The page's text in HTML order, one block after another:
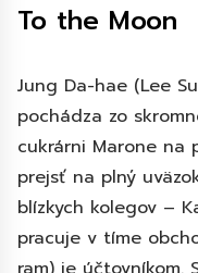
To the Moon
Jung Da-hae (Lee
pochádza zo
cukrárni Marone na
prejsť na plný
blízkych kolegov –
pracuje v tíme